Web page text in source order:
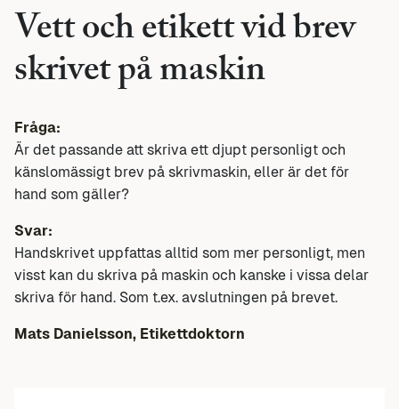
Vett och etikett vid brev
skrivet på maskin
Fråga:
Är det passande att skriva ett djupt personligt och
känslomässigt brev på skrivmaskin, eller är det för
hand som gäller?
Svar:
Handskrivet uppfattas alltid som mer personligt, men
visst kan du skriva på maskin och kanske i vissa delar
skriva för hand. Som t.ex. avslutningen på brevet.
Mats Danielsson, Etikettdoktorn